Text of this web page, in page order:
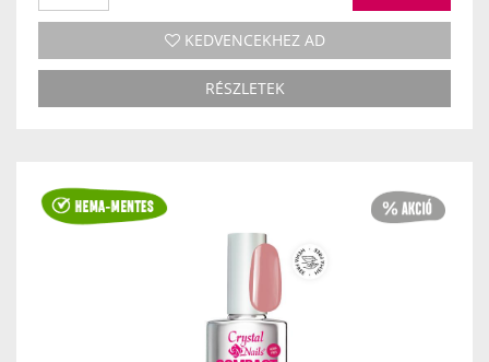
KEDVENCEKHEZ AD
RÉSZLETEK